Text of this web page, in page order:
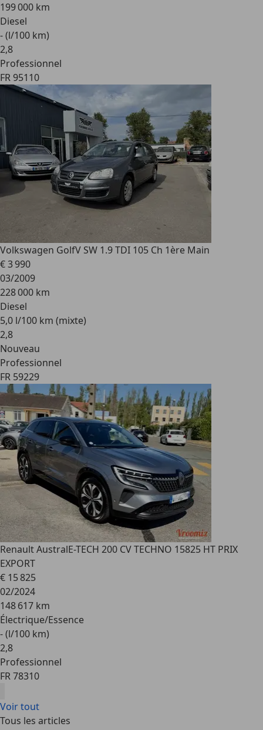
199 000 km
Diesel
- (l/100 km)
2,8
Professionnel
FR 95110
Volkswagen GolfV SW 1.9 TDI 105 Ch 1ère Main
€ 3 990
03/2009
228 000 km
Diesel
5,0 l/100 km (mixte)
2,8
Nouveau
Professionnel
FR 59229
Renault AustralE-TECH 200 CV TECHNO 15825 HT PRIX
EXPORT
€ 15 825
02/2024
148 617 km
Électrique/Essence
- (l/100 km)
2,8
Professionnel
FR 78310
Voir tout
Tous les articles